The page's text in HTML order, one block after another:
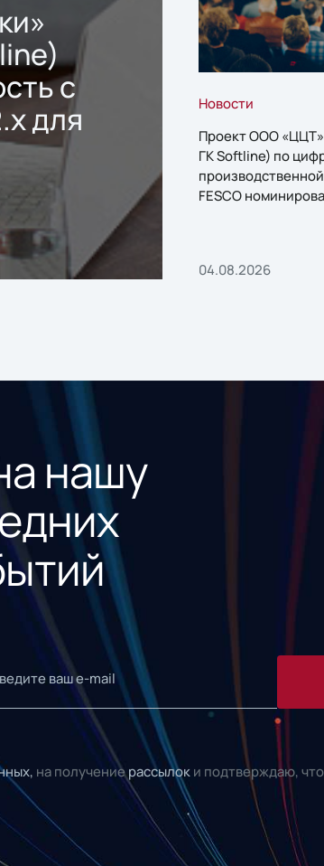
с
для
Новости
Проект ООО «ЦЦТ»
ГК Softline) по
FESCO
04.08.2026
нашу
на получениерассылок и подтверждаю,